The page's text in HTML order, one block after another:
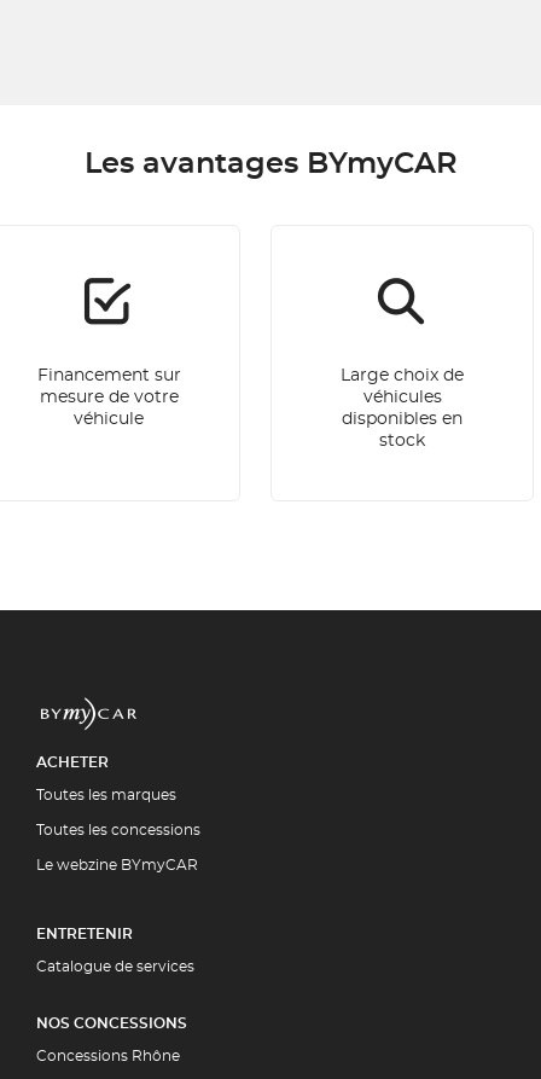
Les avantages BYmyCAR
Financement sur
mesure de votre
véhicule
Large choix de
véhicules
disponibles en
stock
ACHETER
Toutes les marques
Toutes les concessions
Le webzine BYmyCAR
ENTRETENIR
Catalogue de services
NOS CONCESSIONS
Concessions Rhône